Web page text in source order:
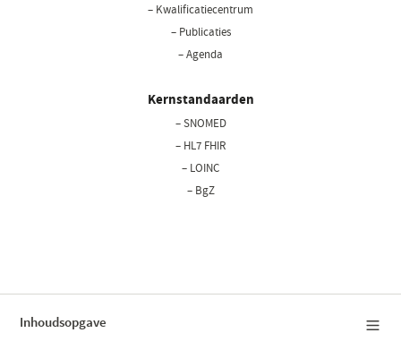
Inhoudsopgave
– Kwalificatiecentrum
– Publicaties
– Agenda
Kernstandaarden
– SNOMED
– HL7 FHIR
– LOINC
– BgZ
Privacy statement Cookiebeleid Disclaimer
Bedrijfsgegevens